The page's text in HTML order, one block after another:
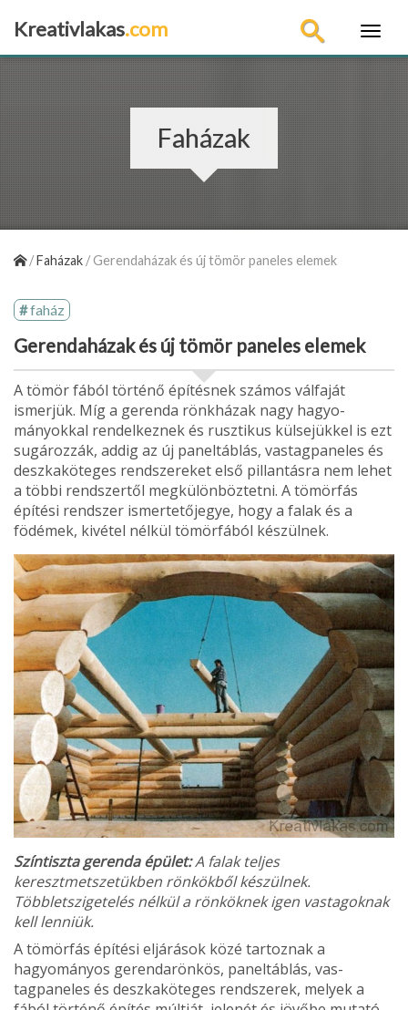
Kreativlakas.com
Faházak
/Faházak /Gerendaházak és új tömör paneles elemek
faház
Gerendaházak és új tömör paneles elemek
A tömör fából történő építésnek számos válfaját
ismerjük. Míg a gerenda rönk­házak nagy hagyo­
mányokkal rendel­keznek és rusztikus külsejükkel is ezt
sugározzák, addig az új paneltáblás, vastagpaneles és
deszkaköteges rend­szereket első pillan­tásra nem lehet
a többi rendszertől megkülönböztetni. A tömörfás
építési rendszer ismertetőjegye, hogy a falak és a
födémek, kivé­tel nélkül tömörfából készülnek.
Színtiszta gerenda épület:A falak teljes
keresztmetszetükben rönkökből készülnek.
Többletszigetelés nélkül a rönköknek igen vastagoknak
kell lenniük.
A tömörfás építési eljá­rások közé tartoznak a
hagyományos gerendarönkös, paneltáblás, vas­
tagpaneles és deszkaköteges rendszerek, melyek a